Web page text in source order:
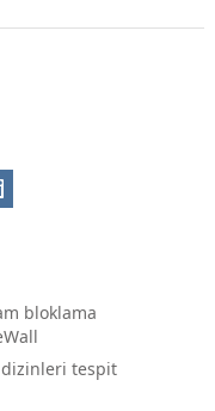
bloklama
dizinleri tespit